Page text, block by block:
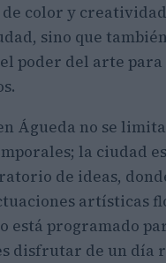
color y
sino que
poder del arte
Águeda no se
la ciudad
de ideas,
artísticas
está programado
disfrutar de un día